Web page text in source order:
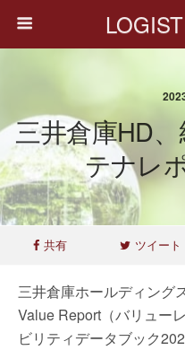
三井倉庫HD
テナレ
共有 ツイート
三井倉庫ホールディング
Value Report（バリュー
ビリティデータブック